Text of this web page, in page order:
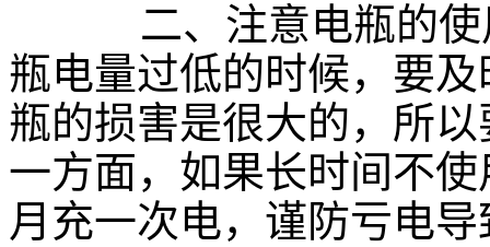
二、注意电瓶的使
瓶电量过低的时候，要
瓶的损害是很大的，所
一方面，如果长时间不
月充一次电，谨防亏电